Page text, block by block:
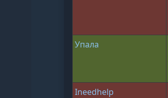
Упала
Ineedhelp